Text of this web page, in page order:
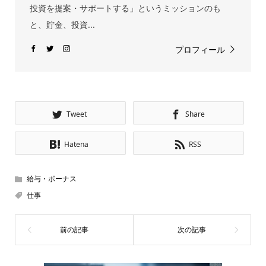
投資を提案・サポートする」というミッションのも
と、貯金、投資...
プロフィール
Tweet Share
Hatena RSS
給与・ボーナス
仕事